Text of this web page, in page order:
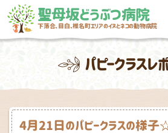
聖母坂どうぶつ病院
下落合、目白、椎名町エリアのイヌとネコの動物病院
パピークラスレ
4月21日のパピークラスの様子